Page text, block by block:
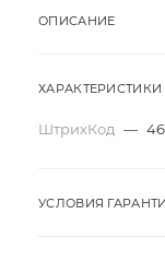
ОПИСАНИЕ
ХАРАКТЕРИСТИКИ
ШтрихКод —
УСЛОВИЯ